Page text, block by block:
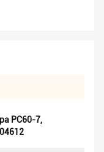
PC60-7,